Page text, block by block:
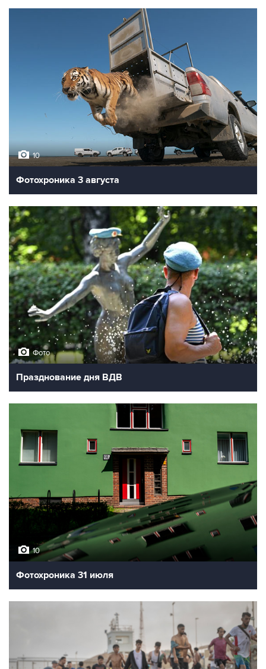
10
Фотохроника 3 августа
Фото
Празднование дня ВДВ
10
Фотохроника 31 июля